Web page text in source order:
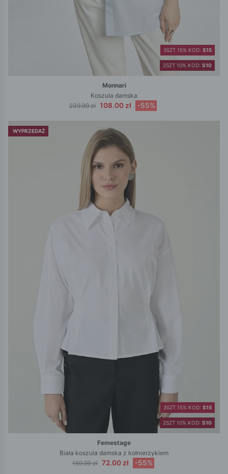
2SZT 10% KOD: S10
3SZT 15% KOD: S15
Monnari
Koszula damska
239.99 zł 108.00 zł -55%
WYPRZEDAŻ
2SZT 10% KOD: S10
3SZT 15% KOD: S15
Femestage
Biała koszula damska z kołnierzykiem
159.99 zł 72.00 zł -55%